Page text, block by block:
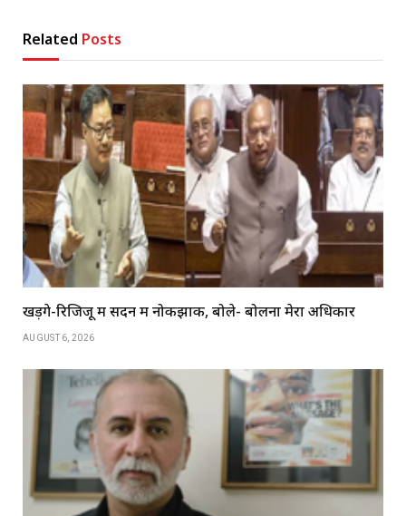
Related Posts
खड़गे-रिजिजू में सदन में नोकझोंक, बोले- बोलना मेरा अधिकार
AUGUST 6, 2026